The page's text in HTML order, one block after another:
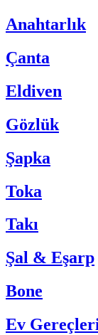
Anahtarlık
Çanta
Eldiven
Gözlük
Şapka
Toka
Takı
Şal & Eşarp
Bone
Ev